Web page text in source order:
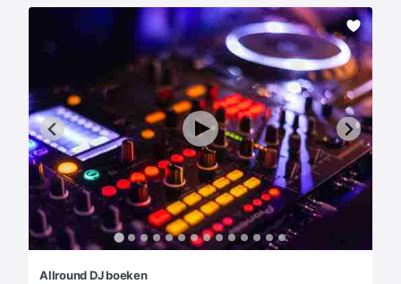
Allround DJ boeken